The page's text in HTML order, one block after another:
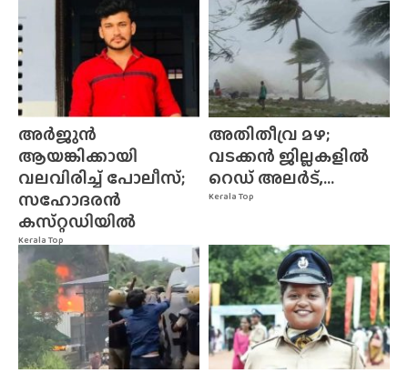
Kerala Top
അർജുൻ
ആയങ്കിക്കായി
വലവിരിച്ച് പോലീസ്;
സഹോദരൻ
കസ്‌റ്റഡിയിൽ
Kerala Top
അതിതീവ്ര മഴ;
വടക്കൻ ജില്ലകളിൽ
റെഡ് അലർട്,...